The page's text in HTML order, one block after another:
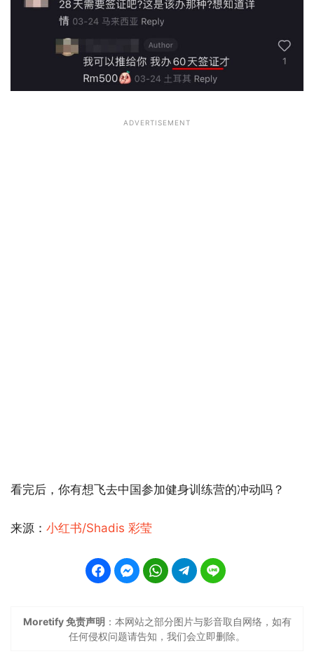
ADVERTISEMENT
看完后，你有想飞去中国参加健身训练营的冲动吗？
来源： 小红书/Shadis 彩莹
Moretify 免责声明 ：本网站之部分图片与影音取自网络，如有
任何侵权问题请告知，我们会立即删除。